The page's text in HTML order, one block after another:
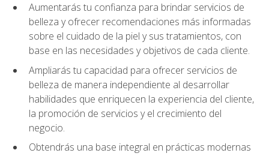
Aumentarás tu confianza para brindar servicios de
belleza y ofrecer recomendaciones más informadas
sobre el cuidado de la piel y sus tratamientos, con
base en las necesidades y objetivos de cada cliente.
Ampliarás tu capacidad para ofrecer servicios de
belleza de manera independiente al desarrollar
habilidades que enriquecen la experiencia del cliente,
la promoción de servicios y el crecimiento del
negocio.
Obtendrás una base integral en prácticas modernas